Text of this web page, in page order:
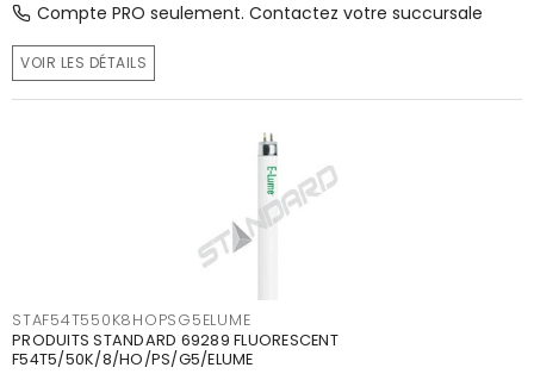
Compte PRO seulement. Contactez votre succursale
VOIR LES DÉTAILS
STAF54T550K8HOPSG5ELUME
PRODUITS STANDARD 69289 FLUORESCENT
F54T5/50K/8/HO/PS/G5/ELUME